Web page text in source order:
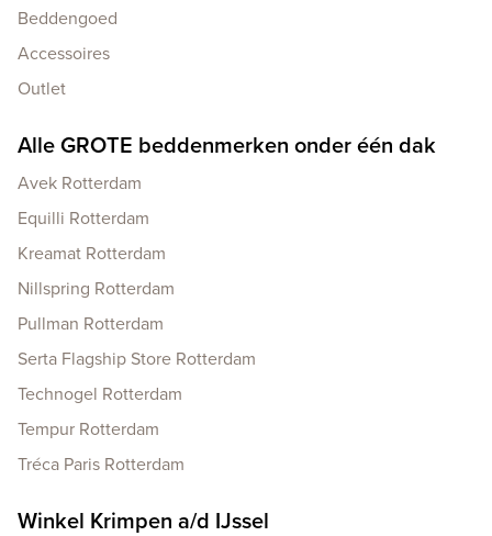
Beddengoed
Accessoires
Outlet
Alle GROTE beddenmerken onder één dak
Avek Rotterdam
Equilli Rotterdam
Kreamat Rotterdam
Nillspring Rotterdam
Pullman Rotterdam
Serta Flagship Store Rotterdam
Technogel Rotterdam
Tempur Rotterdam
Tréca Paris Rotterdam
Winkel Krimpen a/d IJssel